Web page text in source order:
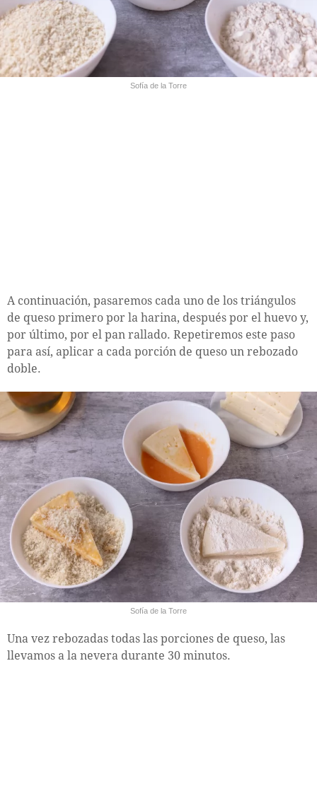
Sofía de la Torre
A continuación, pasaremos cada uno de los triángulos
de queso primero por la harina, después por el huevo y,
por último, por el pan rallado. Repetiremos este paso
para así, aplicar a cada porción de queso un rebozado
doble.
Sofía de la Torre
Una vez rebozadas todas las porciones de queso, las
llevamos a la nevera durante 30 minutos.